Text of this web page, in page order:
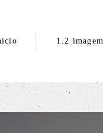
1.2 imagem